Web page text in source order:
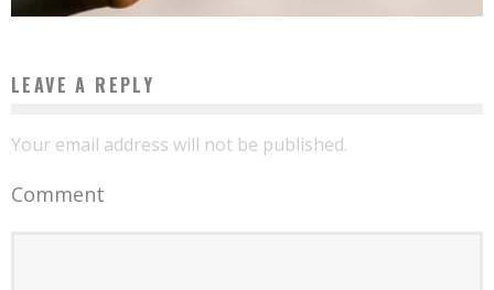
LEAVE A REPLY
Your email address will not be published.
Comment